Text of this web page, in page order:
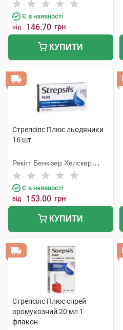
Є в наявності
від 146.70 грн
КУПИТИ
Стрепсілс Плюс льодяники
16 шт
Рекітт Бенкізер Хелскер
Інтернешнл
Є в наявності
від 153.00 грн
КУПИТИ
Стрепсілс Плюс спрей
оромукозний 20 мл 1
флакон